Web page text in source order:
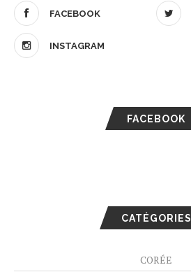
FACEBOOK
INSTAGRAM
FACEBOOK
CATÉGORIES
CORÉE